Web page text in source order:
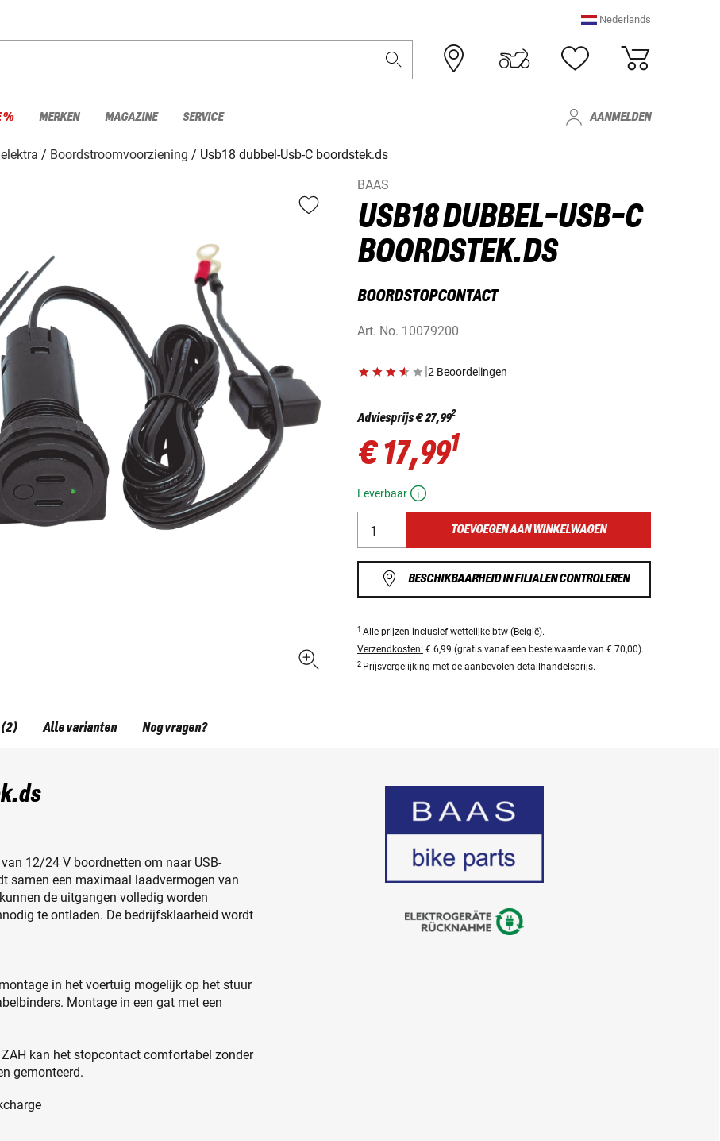
Nederlands
% MERKEN MAGAZINE SERVICE AANMELDEN
Boordstroomvoorziening
Usb18 dubbel-Usb-C boordstek.ds
BAAS
USB18 DUBBEL-USB-C
BOORDSTEK.DS
BOORDSTOPCONTACT
Art. No. 10079200
|2 Beoordelingen
Adviesprijs€ 27,992
€ 17,991
Leverbaar
TOEVOEGEN AAN WINKELWAGEN
BESCHIKBAARHEID IN FILIALEN CONTROLEREN
1 Alle prijzen inclusief wettelijke btw (België).
Verzendkosten: € 6,99 (gratis vanaf een bestelwaarde van € 70,00).
2 Prijsvergelijking met de aanbevolen detailhandelsprijs.
12/24 V boordnetten om naar USB-
samen een maximaal laadvermogen van
de uitgangen volledig worden
te ontladen. De bedrijfsklaarheid wordt
in het voertuig mogelijk op het stuur
Montage in een gat met een
kan het stopcontact comfortabel zonder
gemonteerd.
(2) Alle varianten Nog vragen?